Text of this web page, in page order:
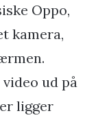
Oppo,
kamera,
ud på
ligger